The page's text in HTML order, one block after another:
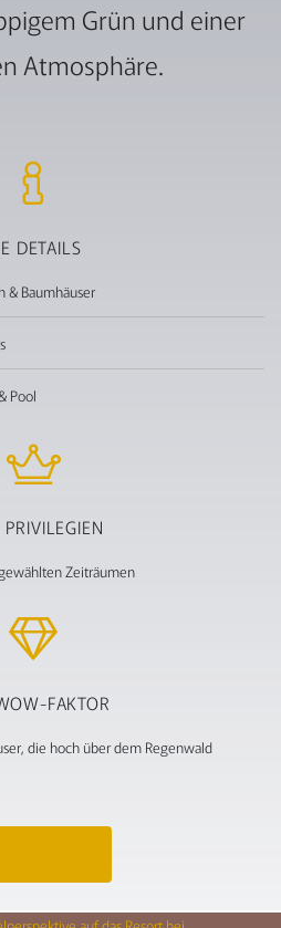
Grün und einer
Atmosphäre.
DETAILS
& Baumhäuser
Pool
PRIVILEGIEN
Zeiträumen
FAKTOR
die hoch über dem Regenwald